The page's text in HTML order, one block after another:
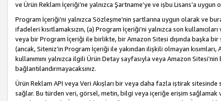
ve Ürün Reklam İçeriği’ne yalnızca Şartname’ye ve işbu Lisans’a
Program İçeriği’ni yalnızca Sözleşme’nin şartlarına uygun olarak ve
ifadeleri kısıtlamaksızın, (a) Program İçeriği’ni yalnızca son
veya bir Program İçeriği ile birlikte, bir Amazon Sitesi dışında başka
(ancak, Siteniz’in Program İçeriği ile yakından ilişkili olmayan
kullanımını yalnızca ilgili Ürün Detay sayfasıyla veya Amazon
bağlantılandırmayacaksınız.
Ürün Reklam API veya Veri Akışları bir veya daha fazla iştirak
sağlar. Bu türden veri, görsel, metin, bilgi veya içeriğe erişim sağlamak